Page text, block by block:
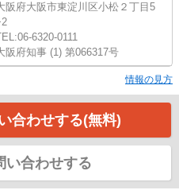
阪府大阪市東淀川区小松２丁目5
6320-0111
阪府知事 (1) 第066317号
情報の見方
合わせする(無料)
い合わせする